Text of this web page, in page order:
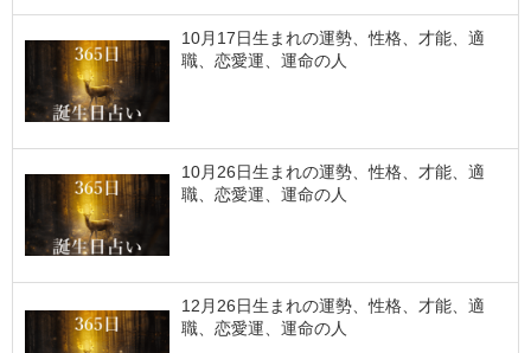
10月17日生まれの運勢、性格、才能、適
職、恋愛運、運命の人
10月26日生まれの運勢、性格、才能、適
職、恋愛運、運命の人
12月26日生まれの運勢、性格、才能、適
職、恋愛運、運命の人